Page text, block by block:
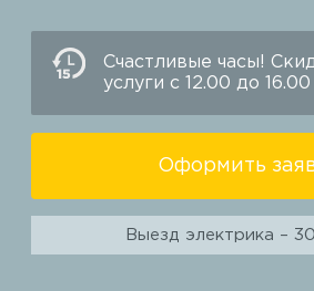
Счастливые часы!
услуги с 12.00 до 16.00
Оформить
Выезд электрика –